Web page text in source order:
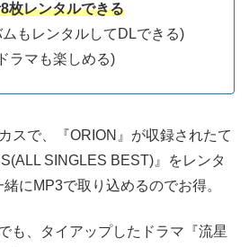
枚レンタルできる
もレンタルしてDLできる)
ラマも楽しめる)
スで、『ORION』が収録されたて
SINGLES BEST)』をレンタ
にMP3で取り込めるのでお得。
も、タイアップしたドラマ『流星